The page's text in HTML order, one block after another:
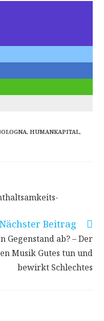
, HUMANKAPITAL,
Nächster Beitrag
Gegenstand ab? – Der
Musik Gutes tun und
bewirkt Schlechtes